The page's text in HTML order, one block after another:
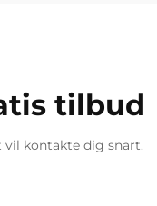
tilbud
kontakte dig snart.